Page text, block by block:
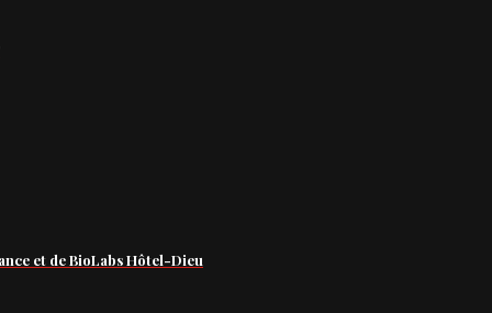
et de BioLabs Hôtel-Dieu